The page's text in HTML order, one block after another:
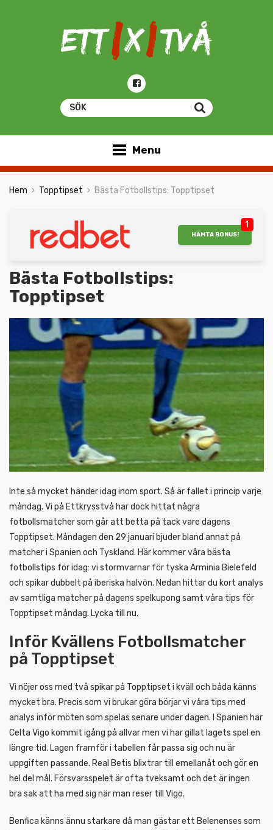
Menu
Hem Topptipset Bästa Fotbollstips: Topptipset
1
HÄMTA BONUS!
Bästa Fotbollstips:
Topptipset
Inte så mycket händer idag inom sport. Så är fallet i princip varje
måndag. Vi på Ettkrysstvå har dock hittat några
fotbollsmatcher som går att betta på tack vare dagens
Topptipset. Måndagen den 29 januari bjuder bland annat på
matcher i Spanien och Tyskland. Här kommer våra bästa
fotbollstips för idag: vi stormvarnar för tyska Arminia Bielefeld
och spikar dubbelt på iberiska halvön. Nedan hittar du kort analys
av samtliga matcher på dagens spelkupong samt våra tips för
Topptipset måndag. Lycka till nu.
Inför Kvällens Fotbollsmatcher
på Topptipset
Vi nöjer oss med två spikar på Topptipset i kväll och båda känns
mycket bra. Precis som vi brukar göra börjar vi våra tips med
analys inför möten som spelas senare under dagen. I Spanien har
Celta Vigo kommit igång på allvar men vi har gillat lagets spel en
längre tid. Lagen framför i tabellen får passa sig och nu är
uppgiften passande. Real Betis blixtrar till emellanåt och gör en
hel del mål. Försvarsspelet är ofta tveksamt och det är ingen
bra sak att ha med sig när man reser till Vigo.
Benfica känns ännu starkare då man gästar ett Belenenses som